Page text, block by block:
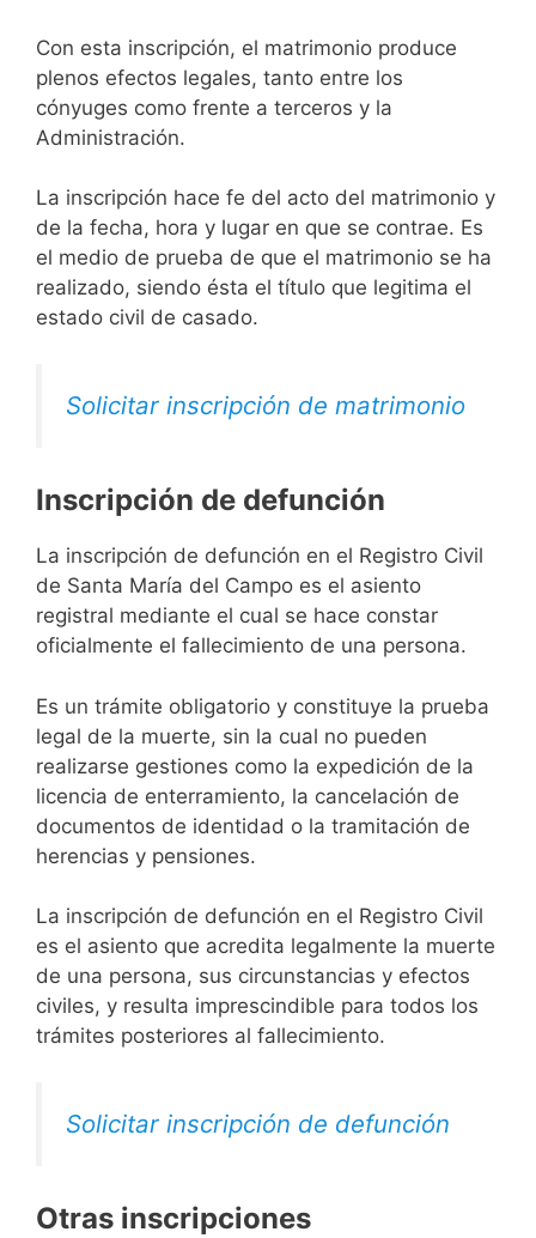
Con esta inscripción, el matrimonio produce
plenos efectos legales, tanto entre los
cónyuges como frente a terceros y la
Administración.
La inscripción hace fe del acto del matrimonio y
de la fecha, hora y lugar en que se contrae. Es
el medio de prueba de que el matrimonio se ha
realizado, siendo ésta el título que legitima el
estado civil de casado.
Solicitar inscripción de matrimonio
Inscripción de defunción
La inscripción de defunción en el Registro Civil
de Santa María del Campo es el asiento
registral mediante el cual se hace constar
oficialmente el fallecimiento de una persona.
Es un trámite obligatorio y constituye la prueba
legal de la muerte, sin la cual no pueden
realizarse gestiones como la expedición de la
licencia de enterramiento, la cancelación de
documentos de identidad o la tramitación de
herencias y pensiones.
La inscripción de defunción en el Registro Civil
es el asiento que acredita legalmente la muerte
de una persona, sus circunstancias y efectos
civiles, y resulta imprescindible para todos los
trámites posteriores al fallecimiento.
Solicitar inscripción de defunción
Otras inscripciones